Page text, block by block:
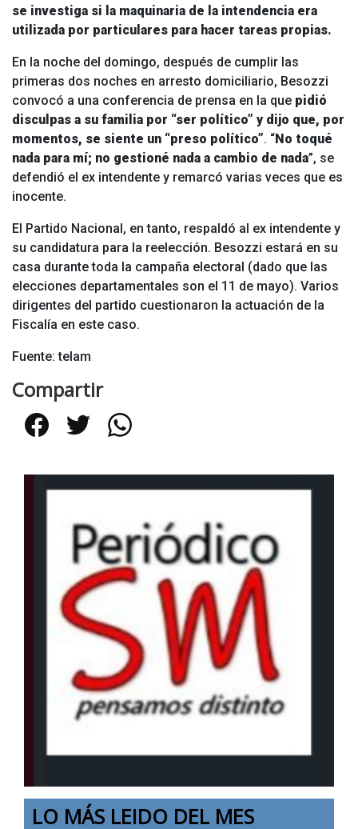
se investiga si la maquinaria de la intendencia era
utilizada por particulares para hacer tareas propias.
En la noche del domingo, después de cumplir las
primeras dos noches en arresto domiciliario, Besozzi
convocó a una conferencia de prensa en la que pidió
disculpas a su familia por “ser político” y dijo que, por
momentos, se siente un “preso político”. “No toqué
nada para mí; no gestioné nada a cambio de nada”, se
defendió el ex intendente y remarcó varias veces que es
inocente.
El Partido Nacional, en tanto, respaldó al ex intendente y
su candidatura para la reelección. Besozzi estará en su
casa durante toda la campaña electoral (dado que las
elecciones departamentales son el 11 de mayo). Varios
dirigentes del partido cuestionaron la actuación de la
Fiscalía en este caso.
Fuente: telam
Compartir
FacebookTwitterWhatsApp
LO MÁS LEIDO DEL MES